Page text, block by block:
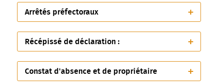
Arrêtés préfectoraux
Récépissé de déclaration :
Constat d'absence et de propriétaire